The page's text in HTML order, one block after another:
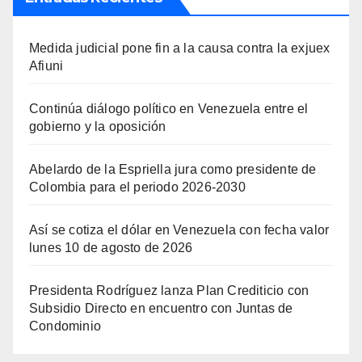
Medida judicial pone fin a la causa contra la exjuex
Afiuni
Continúa diálogo político en Venezuela entre el
gobierno y la oposición
Abelardo de la Espriella jura como presidente de
Colombia para el periodo 2026-2030
Así se cotiza el dólar en Venezuela con fecha valor
lunes 10 de agosto de 2026
Presidenta Rodríguez lanza Plan Crediticio con
Subsidio Directo en encuentro con Juntas de
Condominio